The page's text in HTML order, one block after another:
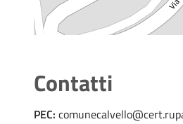
Contatti
PEC: